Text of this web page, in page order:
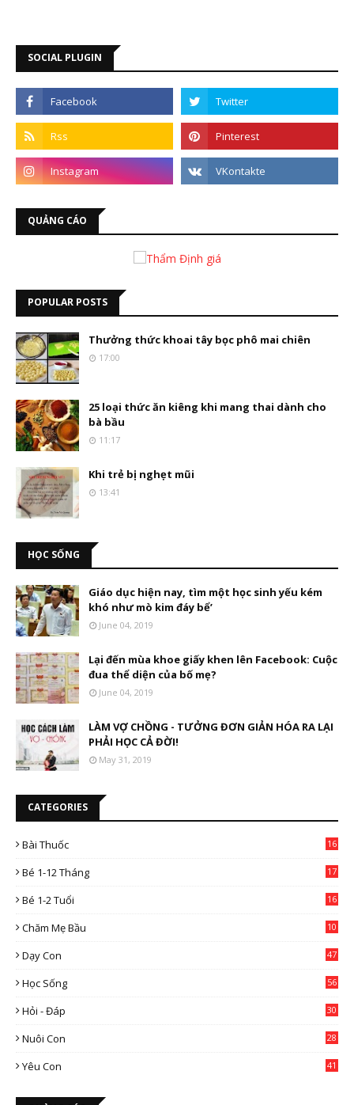
SOCIAL PLUGIN
QUẢNG CÁO
POPULAR POSTS
Thưởng thức khoai tây bọc phô mai chiên
17:00
25 loại thức ăn kiêng khi mang thai dành cho
bà bầu
11:17
Khi trẻ bị nghẹt mũi
13:41
HỌC SỐNG
Giáo dục hiện nay, tìm một học sinh yếu kém
khó như mò kim đáy bể’
June 04, 2019
Lại đến mùa khoe giấy khen lên Facebook: Cuộc
đua thể diện của bố mẹ?
June 04, 2019
LÀM VỢ CHỒNG - TƯỞNG ĐƠN GIẢN HÓA RA LẠI
PHẢI HỌC CẢ ĐỜI!
May 31, 2019
CATEGORIES
Bài Thuốc
16
Bé 1-12 Tháng 17
Bé 1-2 Tuổi 16
Chăm Mẹ Bầu
10
Dạy Con
47
Học Sống 56
Hỏi - Đáp 30
Nuôi Con
28
Yêu Con
41